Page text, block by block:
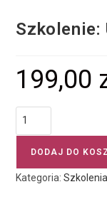
Szkolenie:
199,00
DODAJ DO
Kategoria:Szkolenia